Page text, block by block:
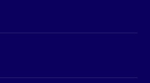
en su última era 'Popular'
con The Weeknd